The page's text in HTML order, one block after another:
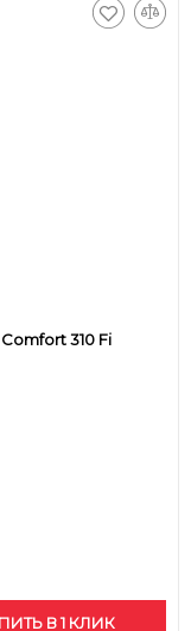
310 Fi
В 1 КЛИК